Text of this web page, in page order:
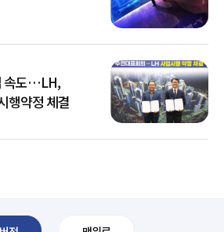
속도…LH,
행약정 체결